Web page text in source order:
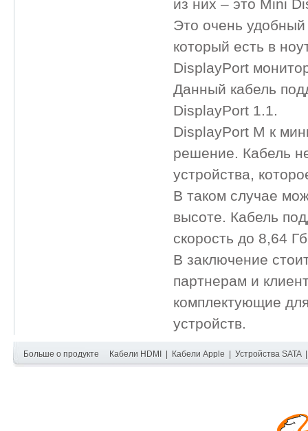
из них – это Mini
Это очень
который есть в
DisplayPort
Данный кабель
DisplayPort 1.1.
DisplayPort M к
решение. Кабель
устройства,
В таком случае
высоте. Кабель
скорость до 8,64
В заключение
партнерам и
комплектующие
устройств.
Больше о продукте Кабели HDMI Кабели Apple Устройства SATA